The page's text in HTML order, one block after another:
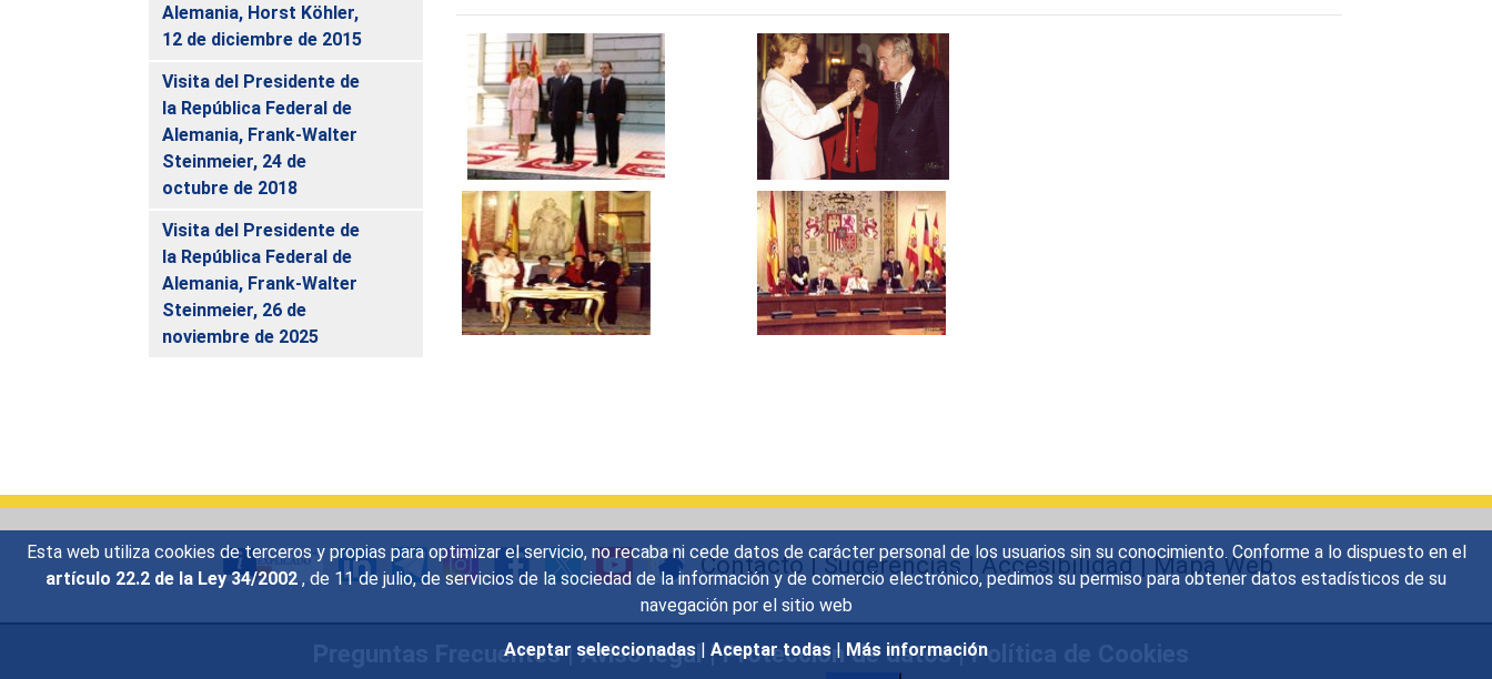
Esta web utiliza cookies de terceros y propias para optimizar el servicio, no recaba ni cede datos de carácter personal de los usuarios sin su conocimiento. Conforme a lo dispuesto en el
artículo 22.2 de la Ley 34/2002 , de 11 de julio, de servicios de la sociedad de la información y de comercio electrónico, pedimos su permiso para obtener datos estadísticos de su
navegación por el sitio web
Aceptar seleccionadas | Aceptar todas | Más información
Alemania, Horst Köhler,
12 de diciembre de 2015
Visita del Presidente de
la República Federal de
Alemania, Frank-Walter
Steinmeier, 24 de
octubre de 2018
Visita del Presidente de
la República Federal de
Alemania, Frank-Walter
Steinmeier, 26 de
noviembre de 2025
Contacto|Sugerencias|Accesibilidad|Mapa Web
Preguntas Frecuentes|Aviso legal|Protección de datos|Política de Cookies